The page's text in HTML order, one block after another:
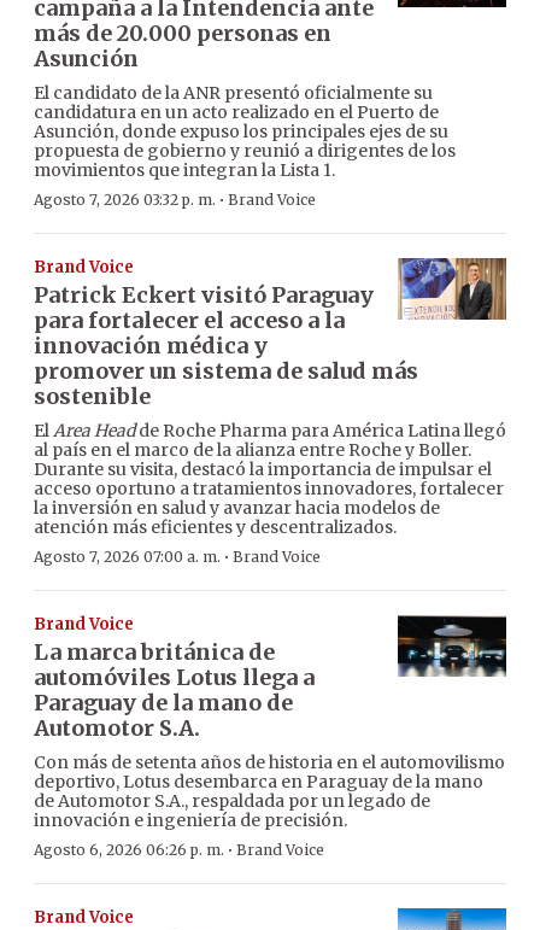
campaña a la Intendencia ante
más de 20.000 personas en
Asunción
El candidato de la ANR presentó oficialmente su
candidatura en un acto realizado en el Puerto de
Asunción, donde expuso los principales ejes de su
propuesta de gobierno y reunió a dirigentes de los
movimientos que integran la Lista 1.
Agosto 7, 2026 03:32 p. m. · Brand Voice
Brand Voice
Patrick Eckert visitó Paraguay
para fortalecer el acceso a la
innovación médica y
promover un sistema de salud más
sostenible
ElArea Headde Roche Pharma para América Latina llegó
al país en el marco de la alianza entre Roche y Boller.
Durante su visita, destacó la importancia de impulsar el
acceso oportuno a tratamientos innovadores, fortalecer
la inversión en salud y avanzar hacia modelos de
atención más eficientes y descentralizados.
Agosto 7, 2026 07:00 a. m. · Brand Voice
Brand Voice
La marca británica de
automóviles Lotus llega a
Paraguay de la mano de
Automotor S.A.
Con más de setenta años de historia en el automovilismo
deportivo, Lotus desembarca en Paraguay de la mano
de Automotor S.A., respaldada por un legado de
innovación e ingeniería de precisión.
Agosto 6, 2026 06:26 p. m. · Brand Voice
Brand Voice